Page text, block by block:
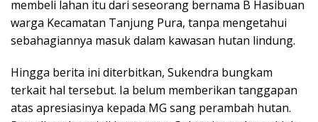
membeli lahan itu dari seseorang bernama B Hasibuan
warga Kecamatan Tanjung Pura, tanpa mengetahui
sebahagiannya masuk dalam kawasan hutan lindung.
Hingga berita ini diterbitkan, Sukendra bungkam
terkait hal tersebut. Ia belum memberikan tanggapan
atas apresiasinya kepada MG sang perambah hutan.